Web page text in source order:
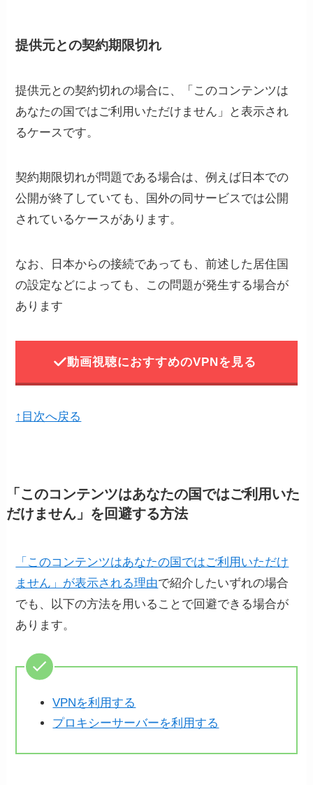
提供元との契約期限切れ
提供元との契約切れの場合に、「このコンテンツは
あなたの国ではご利用いただけません」と表示され
るケースです。
契約期限切れが問題である場合は、例えば日本での
公開が終了していても、国外の同サービスでは公開
されているケースがあります。
なお、日本からの接続であっても、前述した居住国
の設定などによっても、この問題が発生する場合が
あります
動画視聴におすすめのVPNを見る
↑目次へ戻る
「このコンテンツはあなたの国ではご利用いた
だけません」を回避する方法
「このコンテンツはあなたの国ではご利用いただけ
ません」が表示される理由で紹介したいずれの場合
でも、以下の方法を用いることで回避できる場合が
あります。
VPNを利用する
プロキシーサーバーを利用する